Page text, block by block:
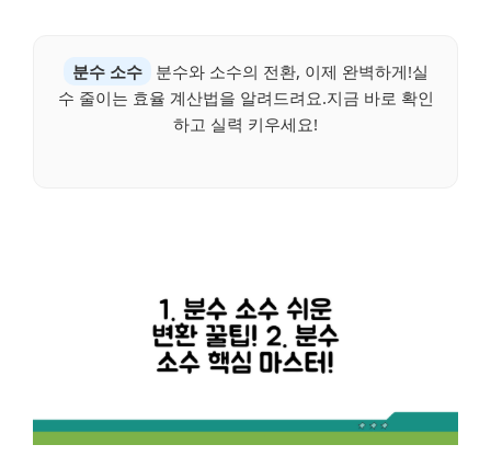
분수 소수
분수와 소수의 전환, 이제 완벽하게!실
수 줄이는 효율 계산법을 알려드려요.지금 바로 확인
하고 실력 키우세요!